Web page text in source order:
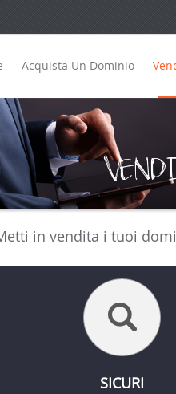
Acquista Un Dominio
in vendita i tuoi
SICURI